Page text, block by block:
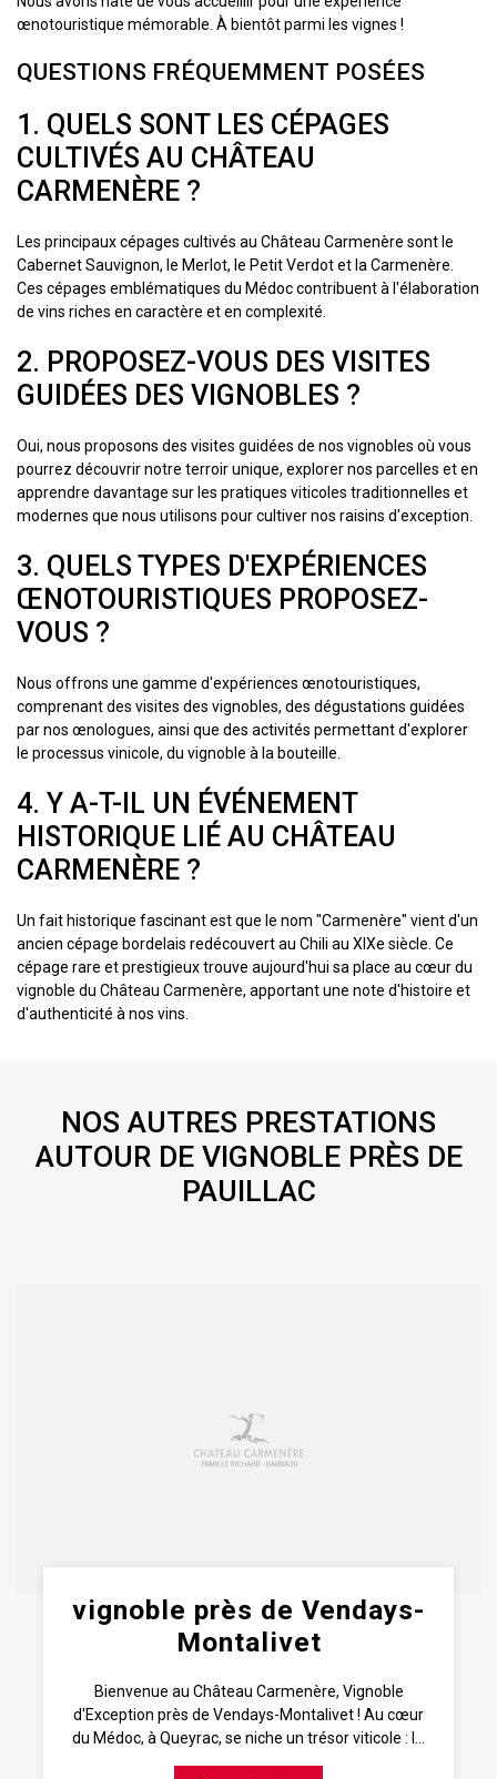
œnotouristique mémorable. À bientôt parmi les vignes !
QUESTIONS FRÉQUEMMENT POSÉES
1. QUELS SONT LES CÉPAGES
CULTIVÉS AU CHÂTEAU
CARMENÈRE ?
Les principaux cépages cultivés au Château Carmenère sont le
Cabernet Sauvignon, le Merlot, le Petit Verdot et la Carmenère.
Ces cépages emblématiques du Médoc contribuent à l'élaboration
de vins riches en caractère et en complexité.
2. PROPOSEZ-VOUS DES VISITES
GUIDÉES DES VIGNOBLES ?
Oui, nous proposons des visites guidées de nos vignobles où vous
pourrez découvrir notre terroir unique, explorer nos parcelles et en
apprendre davantage sur les pratiques viticoles traditionnelles et
modernes que nous utilisons pour cultiver nos raisins d'exception.
3. QUELS TYPES D'EXPÉRIENCES
ŒNOTOURISTIQUES PROPOSEZ-
VOUS ?
Nous offrons une gamme d'expériences œnotouristiques,
comprenant des visites des vignobles, des dégustations guidées
par nos œnologues, ainsi que des activités permettant d'explorer
le processus vinicole, du vignoble à la bouteille.
4. Y A-T-IL UN ÉVÉNEMENT
HISTORIQUE LIÉ AU CHÂTEAU
CARMENÈRE ?
Un fait historique fascinant est que le nom "Carmenère" vient d'un
ancien cépage bordelais redécouvert au Chili au XIXe siècle. Ce
cépage rare et prestigieux trouve aujourd'hui sa place au cœur du
vignoble du Château Carmenère, apportant une note d'histoire et
d'authenticité à nos vins.
NOS AUTRES PRESTATIONS
AUTOUR DE VIGNOBLE PRÈS DE
PAUILLAC
vignoble près de Vendays-
Montalivet
Bienvenue au Château Carmenère, Vignoble
d'Exception près de Vendays-Montalivet ! Au cœur
du Médoc, à Queyrac, se niche un trésor viticole : l...